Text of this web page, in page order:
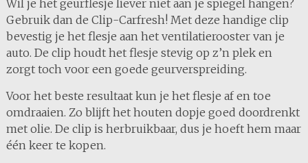
Wil je het geurflesje liever niet aan je spiegel hangen?
Gebruik dan de Clip-Carfresh! Met deze handige clip
bevestig je het flesje aan het ventilatierooster van je
auto. De clip houdt het flesje stevig op z’n plek en
zorgt toch voor een goede geurverspreiding.
Voor het beste resultaat kun je het flesje af en toe
omdraaien. Zo blijft het houten dopje goed doordrenkt
met olie. De clip is herbruikbaar, dus je hoeft hem maar
één keer te kopen.